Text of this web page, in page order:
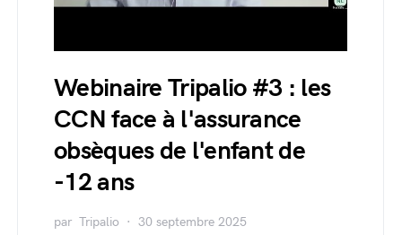
Webinaire Tripalio #3 : les
CCN face à l'assurance
obsèques de l'enfant de
-12 ans
par Tripalio 30 septembre 2025